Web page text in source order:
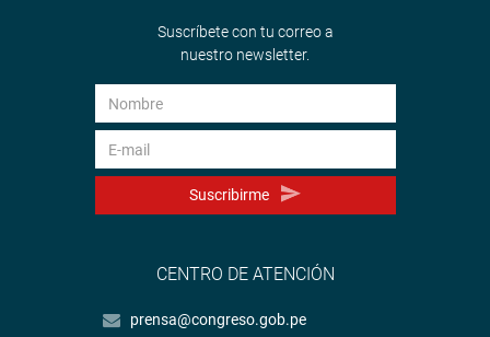
Suscríbete con tu correo a
nuestro newsletter.
Suscribirme
CENTRO DE ATENCIÓN
prensa@congreso.gob.pe